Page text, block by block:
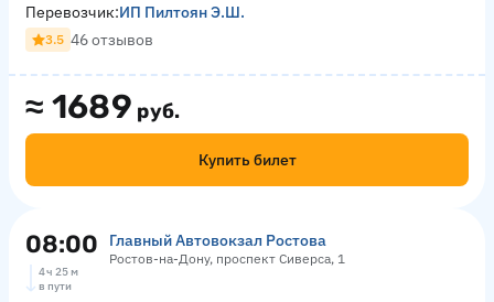
≈ 1689 руб.
Купить билет
Перевозчик:ИП Пилтоян Э.Ш.
3.5 46 отзывов
08:00 Главный Автовокзал Ростова
Ростов-на-Дону, проспект Сиверса, 1
4 ч 25 м
в пути